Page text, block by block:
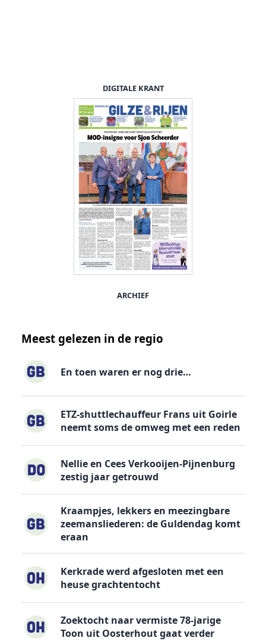
DIGITALE KRANT
ARCHIEF
Meest gelezen in de regio
En toen waren er nog drie…
ETZ-shuttlechauffeur Frans uit Goirle
neemt soms de omweg met een reden
Nellie en Cees Verkooijen-Pijnenburg
zestig jaar getrouwd
Kraampjes, lekkers en meezingbare
zeemansliederen: de Guldendag komt
eraan
Kerkrade werd afgesloten met een
heuse grachtentocht
Zoektocht naar vermiste 78-jarige
Toon uit Oosterhout gaat verder